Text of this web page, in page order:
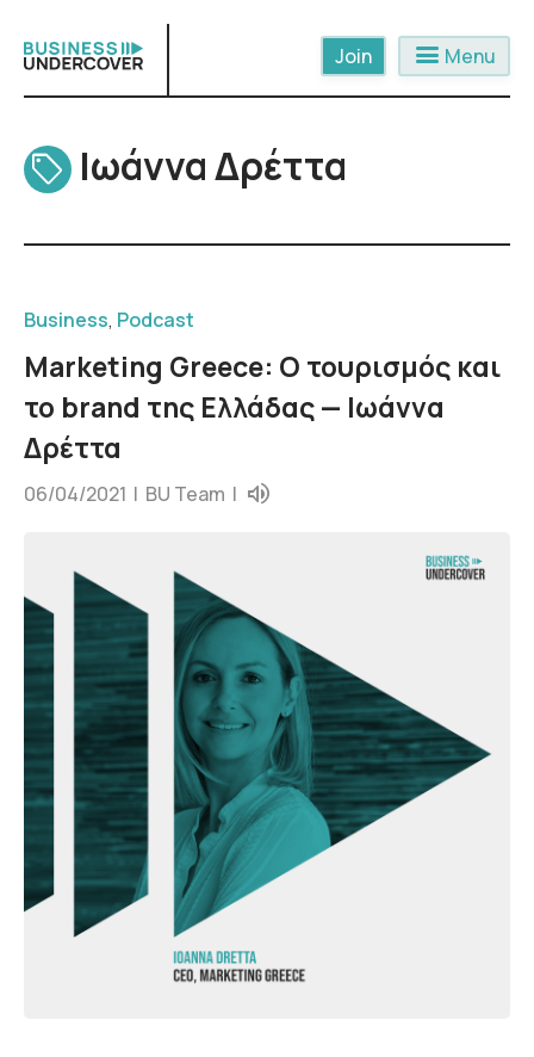
content
menu Menu
Ιωάννα Δρέττα
Business, Podcast
Marketing Greece: Ο τουρισμός και
το brand της Ελλάδας — Ιωάννα
Δρέττα
06/04/2021 | BU Team |